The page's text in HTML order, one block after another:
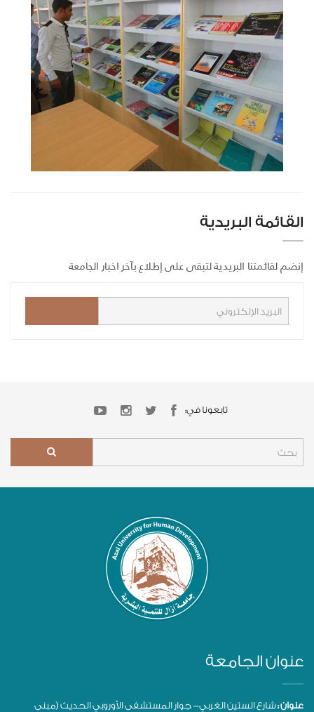
القائمة البريدية
إنضم لقائمتنا البريدية لتبقى على إطلاع بآخر اخبار الجامعة
تابعونا في:
عنوان الجامعة
عنوان :شارع الستين الغربي- جوار المستشفى الأوروبي الحديث (مبنى